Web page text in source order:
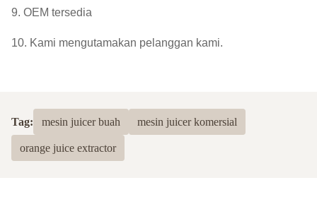
9. OEM tersedia
10. Kami mengutamakan pelanggan kami.
Tag: mesin juicer buah mesin juicer komersial
orange juice extractor